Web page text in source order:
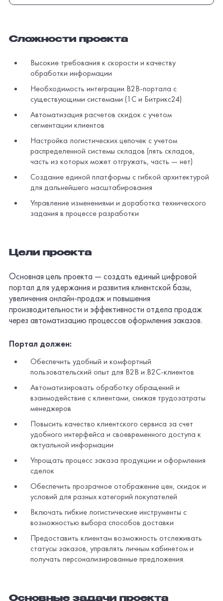
Сложности проекта
Высокие требования к скорости и качеству
обработки информации
Необходимость интеграции B2B-портала с
существующими системами (1С и Битрикс24)
Автоматизация расчетов скидок с учетом
сегментации клиентов
Настройка логистических цепочек с учетом
распределенной системы складов (пять складов,
часть из которых может отгружать, часть — нет)
Создание единой платформы с гибкой архитектурой
для дальнейшего масштабирования
Управление изменениями и доработка технического
задания в процессе разработки
Цели проекта
Основная цель проекта — создать единый цифровой
портал для удержания и развития клиентской базы,
увеличения онлайн-продажи повышения
производительности и эффективности отдела продаж
через автоматизацию процессов оформления заказов.
Портал должен:
Обеспечить удобный и комфортный
пользовательский опыт для B2B и B2C-клиентов
Автоматизировать обработку обращений и
взаимодействие с клиентами, снижая трудозатраты
менеджеров
Повысить качество клиентского сервиса за счет
удобного интерфейса и своевременного доступа к
актуальной информации
Упрощать процесс заказа продукции и оформления
сделок
Обеспечить прозрачное отображение цен, скидок и
условий для разных категорий покупателей
Включать гибкие логистические инструменты с
возможностью выбора способов доставки
Предоставить клиентам возможность отслеживать
статусы заказов, управлять личным кабинетом и
получать персонализированные предложения.
Основные задачи проекта